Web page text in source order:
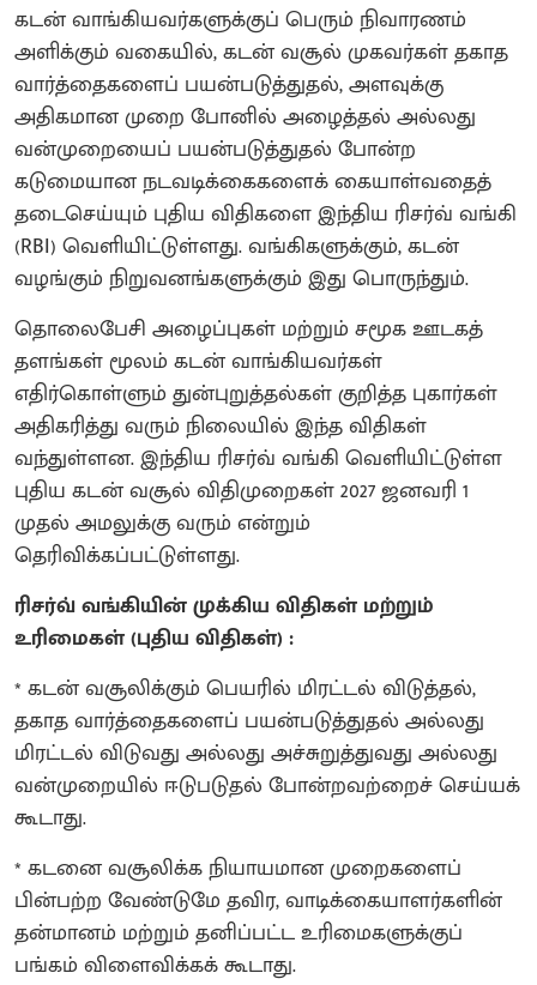
கடன் வாங்கியவர்களுக்குப் பெரும் நிவாரணம்
அளிக்கும் வகையில், கடன் வசூல் முகவர்கள் தகாத
வார்த்தைகளைப் பயன்படுத்துதல், அளவுக்கு
அதிகமான முறை போனில் அழைத்தல் அல்லது
வன்முறையைப் பயன்படுத்துதல் போன்ற
கடுமையான நடவடிக்கைகளைக் கையாள்வதைத்
தடைசெய்யும் புதிய விதிகளை இந்திய ரிசர்வ் வங்கி
(RBI) வெளியிட்டுள்ளது. வங்கிகளுக்கும், கடன்
வழங்கும் நிறுவனங்களுக்கும் இது பொருந்தும்.
தொலைபேசி அழைப்புகள் மற்றும் சமூக ஊடகத்
தளங்கள் மூலம் கடன் வாங்கியவர்கள்
எதிர்கொள்ளும் துன்புறுத்தல்கள் குறித்த புகார்கள்
அதிகரித்து வரும் நிலையில் இந்த விதிகள்
வந்துள்ளன. இந்திய ரிசர்வ் வங்கி வெளியிட்டுள்ள
புதிய கடன் வசூல் விதிமுறைகள் 2027 ஜனவரி 1
முதல் அமலுக்கு வரும் என்றும்
தெரிவிக்கப்பட்டுள்ளது.
ரிசர்வ் வங்கியின் முக்கிய விதிகள் மற்றும்
உரிமைகள் (புதிய விதிகள்) :
* கடன் வசூலிக்கும் பெயரில் மிரட்டல் விடுத்தல்,
தகாத வார்த்தைகளைப் பயன்படுத்துதல் அல்லது
மிரட்டல் விடுவது அல்லது அச்சுறுத்துவது அல்லது
வன்முறையில் ஈடுபடுதல் போன்றவற்றைச் செய்யக்
கூடாது.
* கடனை வசூலிக்க நியாயமான முறைகளைப்
பின்பற்ற வேண்டுமே தவிர, வாடிக்கையாளர்களின்
தன்மானம் மற்றும் தனிப்பட்ட உரிமைகளுக்குப்
பங்கம் விளைவிக்கக் கூடாது.